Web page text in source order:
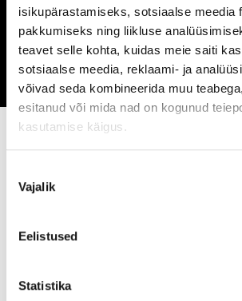
isikupärastamiseks, sotsiaalse meedia
pakkumiseks ning liikluse
teavet selle kohta, kuidas meie saiti
sotsiaalse meedia, reklaami- ja
võivad seda kombineerida muu
esitanud või mida nad on kogunud
kasutamise käigus.
valik
Vajalik
Eelistused
Statistika
M Cut+™ , Juukselõikus
pojale (alla 10-a.)